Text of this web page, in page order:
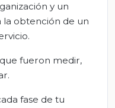
y un
la obtención de un
fueron medir,
fase de tu